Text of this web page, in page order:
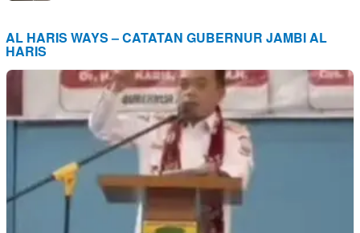
AL HARIS WAYS – CATATAN GUBERNUR JAMBI AL
HARIS